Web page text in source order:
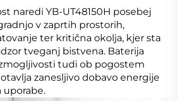
naredi YB-UT48150H posebej
v zaprtih prostorih,
ter kritična okolja, kjer sta
tveganj bistvena. Baterija
tudi ob pogostem
zanesljivo dobavo energije
uporabe.